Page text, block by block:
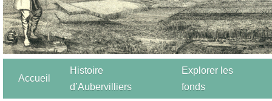
Accueil
Histoire
d’Aubervilliers
Explorer les
fonds